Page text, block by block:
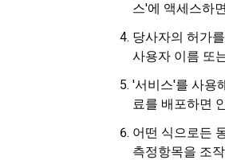
스'에 액세스하
당사자의 허가
사용자 이름 또
'서비스'를 사용
료를 배포하면
어떤 식으로든
측정항목을 조